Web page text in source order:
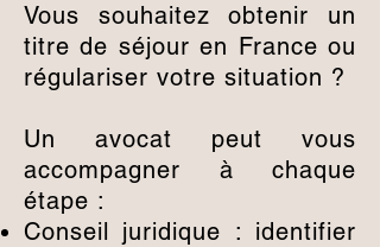
Vous souhaitez obtenir un
titre de séjour en France ou
régulariser votre situation ?
Un avocat peut vous
accompagner à chaque
étape :
Conseil juridique : identifier